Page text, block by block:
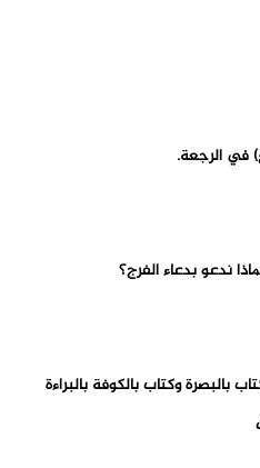
في الرجعة.
ندعو بدعاء الفرج؟
بالبصرة وكتاب بالكوفة بالبراءة